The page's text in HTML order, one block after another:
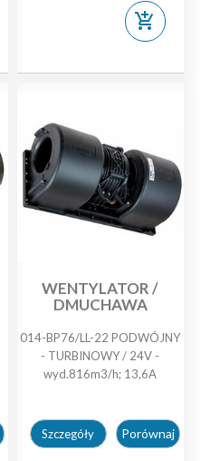
add_shopping_cart
WENTYLATOR /
DMUCHAWA
014-BP76/LL-22 PODWÓJNY
- TURBINOWY / 24V -
wyd.816m3/h; 13,6A
Szczegóły Porównaj